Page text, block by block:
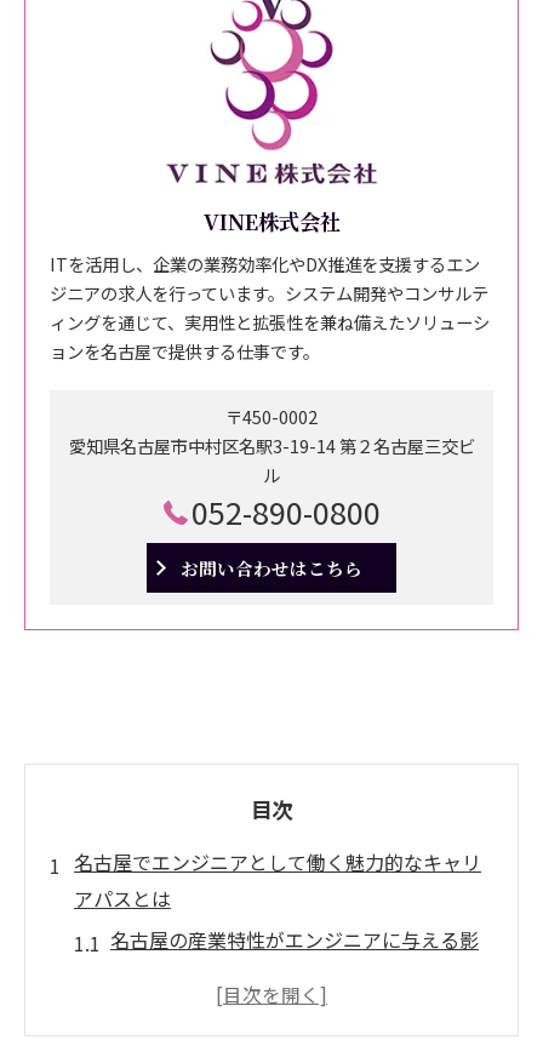
VINE株式会社
ITを活用し、企業の業務効率化やDX推進を支援するエン
ジニアの求人を行っています。システム開発やコンサルテ
ィングを通じて、実用性と拡張性を兼ね備えたソリューシ
ョンを名古屋で提供する仕事です。
〒450-0002
愛知県名古屋市中村区名駅3-19-14 第２名古屋三交ビ
ル
052-890-0800
お問い合わせはこちら
目次
名古屋でエンジニアとして働く魅力的なキャリ
アパスとは
名古屋の産業特性がエンジニアに与える影
多様なプロジェクトを通じたスキルアップ